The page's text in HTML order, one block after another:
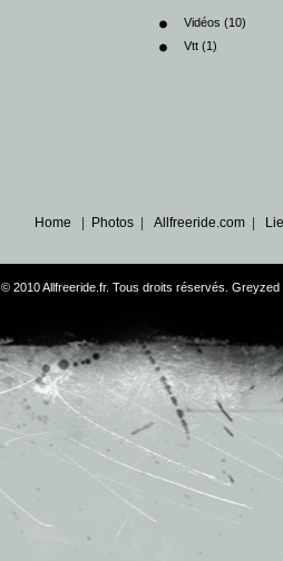
Vidéos (10)
Vtt (1)
Home | Photos | Allfreeride.com |
© 2010 Allfreeride.fr. Tous droits réservés.